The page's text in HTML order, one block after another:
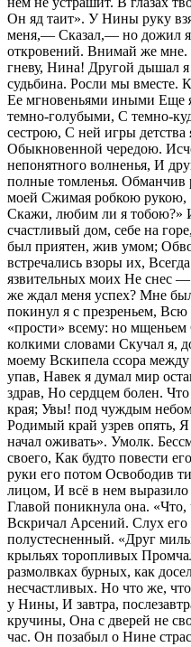
Он яд таит». У Нины руку
меня,— Сказал,— но дожил я
откровений. Внимай же мне.
гневу, Нина! Другой дышал я
судьбина. Росли мы вместе.
Ее мгновеньями иными Еще
темно-голубыми, С темно-
сестрою, С ней игры
Обыкновенной чередою.
непонятного волненья, И
полные томленья. Обманчив
моей Сжимая робкою
Скажи, любим ли я тобою?»
счастливый дом, себе на
был приятен, жив умом;
встречались взоры их,
язвительных моих Не снес
же ждал меня успех? Мне
покинул я с презреньем,
«прости» всему: но мщеньем
колкими словами Скучал я,
моему Вскипела ссора
упав, Навек я думал мир
здрав, Но сердцем болен.
края; Увы! под чуждым
Родимый край узрев опять,
начал оживать». Умолк.
своего, Как будто повести
руки его потом Освободив
лицом, И всё в нем
Главой поникнула она.
Вскричал Арсений. Слух его
полустесненный. «Друг
крыльях торопливых
размолвках бурных, как
несчастливых. Но что же,
у Нины, И завтра,
кручины, Она с дверей не
час. Он позабыл о Нине